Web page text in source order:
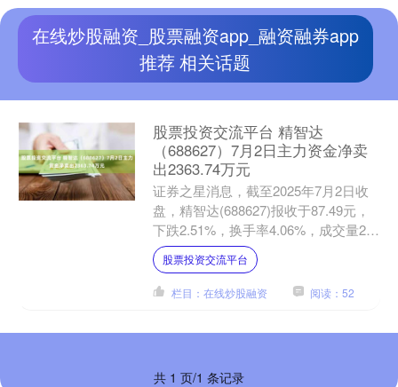
在线炒股融资_股票融资app_融资融券app
推荐 相关话题
股票投资交流平台 精智达
（688627）7月2日主力资金净卖
出2363.74万元
证券之星消息，截至2025年7月2日收
盘，精智达(688627)报收于87.49元，
下跌2.51%，换手率4.06%，成交量2.9
万手，成交额2.53亿元。 7....
股票投资交流平台
栏目：在线炒股融资 阅读：52
共 1 页/1 条记录